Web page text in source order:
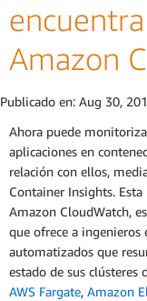
Amazon
Publicado en: Aug 30,
Ahora puede
aplicaciones en
relación con ellos,
Container Insights.
Amazon CloudWatch,
que ofrece a ingenieros
automatizados que
estado de sus clústeres
AWS Fargate, Amazon